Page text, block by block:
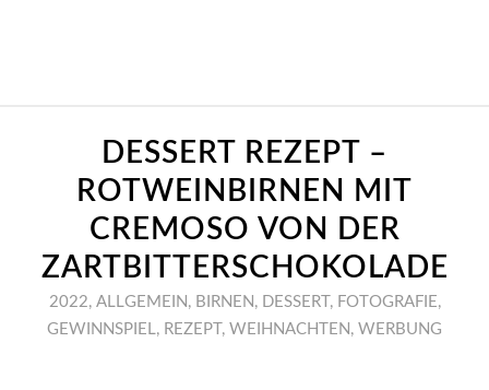
DESSERT REZEPT –
ROTWEINBIRNEN MIT
CREMOSO VON DER
ZARTBITTERSCHOKOLADE
2022, ALLGEMEIN , BIRNEN , DESSERT , FOTOGRAFIE,
GEWINNSPIEL, REZEPT , WEIHNACHTEN , WERBUNG